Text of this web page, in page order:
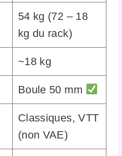
54 kg (72 – 18
kg du rack)
~18 kg
Boule 50 mm
Classiques, VTT
(non VAE)